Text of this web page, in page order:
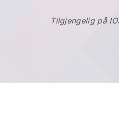
Tilgjengelig på